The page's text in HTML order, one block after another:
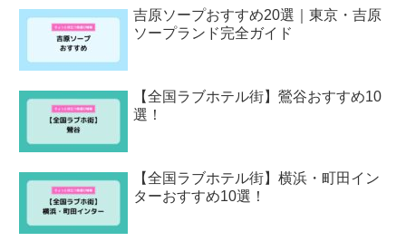
吉原ソープおすすめ20選｜東京・吉原
ソープランド完全ガイド
【全国ラブホテル街】鶯谷おすすめ10
選！
【全国ラブホテル街】横浜・町田イン
ターおすすめ10選！